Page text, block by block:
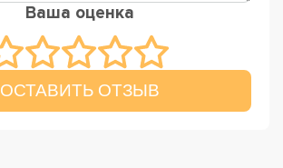
Ваша оценка
ОСТАВИТЬ ОТЗЫВ